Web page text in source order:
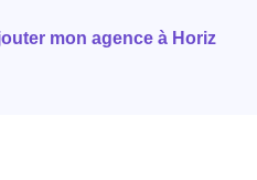
mon agence à Horiz